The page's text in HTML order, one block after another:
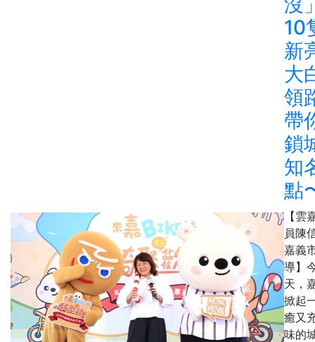
10
新
大
領
帶
鎖
知
點
【雲
員陳
嘉義
導】
天，
掀起
癒又
味的